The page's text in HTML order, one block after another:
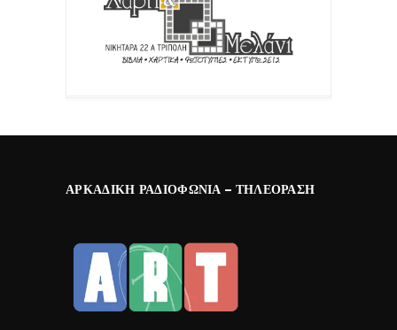
ΑΡΚΑΔΙΚΉ ΡΑΔΙΟΦΩΝΊΑ – ΤΗΛΕΌΡΑΣΗ